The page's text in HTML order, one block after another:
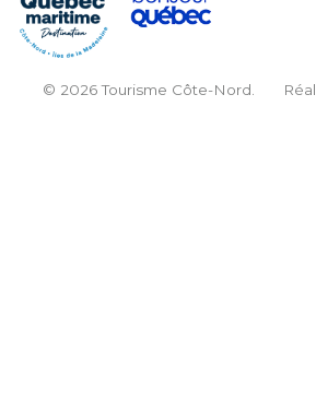
© 2026 Tourisme Côte-Nord.